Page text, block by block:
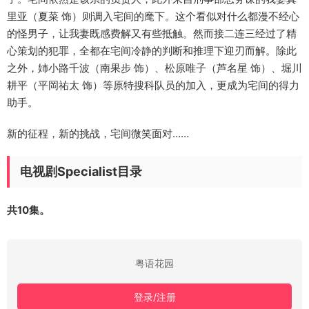
里亚（夏菜 饰）则调入宅间的麾下。这个看似对什么都漫不经心
的怪男子，让我妻既感费解又有些抵触。然而接二连三经过了精
心策划的犯罪，全都在宅间冷静的判断和推理下迎刃而解。除此
之外，姉小路千波（南果步 饰）、松原唯子（芦名星 饰）、堀川
耕平（平岡祐太 饰）等原特搜科队员的加入，更成为宅间的得力
助手。
新的征程，新的挑战，宅间微笑面对……
电视剧Specialist目录
共10集。
粤语花园
登录/注册